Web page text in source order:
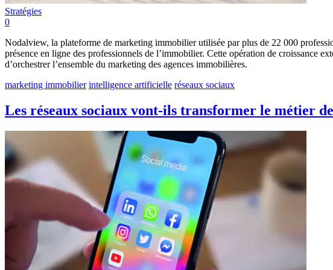
Stratégies
0
Nodalview, la plateforme de marketing immobilier utilisée par plus de 22 000
présence en ligne des professionnels de l’immobilier. Cette opération de croissance
d’orchestrer l’ensemble du marketing des agences immobilières.
marketing immobilier intelligence artificielle réseaux sociaux
Les réseaux sociaux vont-ils transformer le métier